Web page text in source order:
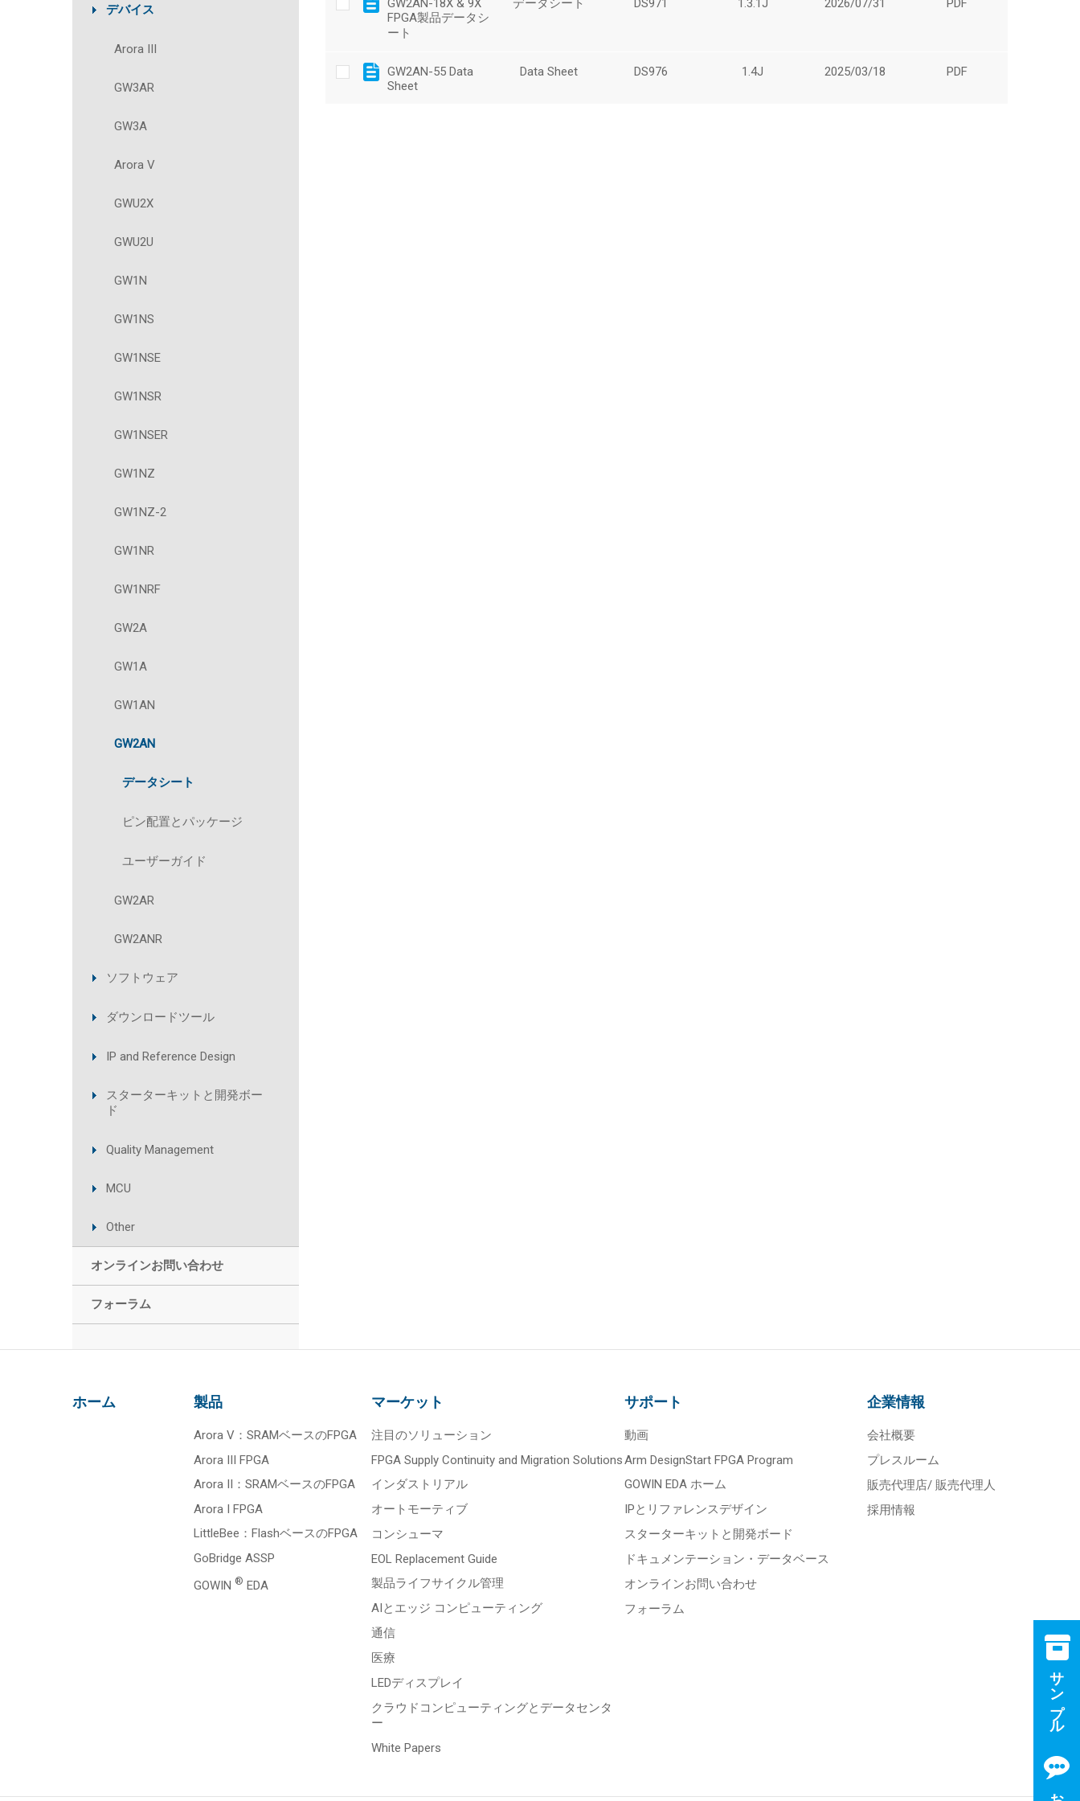
デバイス
Arora III
GW3AR
GW3A
Arora V
GWU2X
GWU2U
GW1N
GW1NS
GW1NSE
GW1NSR
GW1NSER
GW1NZ
GW1NZ-2
GW1NR
GW1NRF
GW2A
GW1A
GW1AN
GW2AN
データシート
ピン配置とパッケージ
ユーザーガイド
GW2AR
GW2ANR
ソフトウェア
ダウンロードツール
IP and Reference Design
スターターキットと開発ボー
ド
Quality Management
MCU
Other
オンラインお問い合わせ
フォーラム
ホーム 製品
Arora V：SRAMベースのFPGA
Arora III FPGA
Arora II：SRAMベースのFPGA
Arora I FPGA
LittleBee：FlashベースのFPGA
GoBridge ASSP
GOWIN ® EDA
マーケット
注目のソリューション
FPGA Supply Continuity and Migration Solutions
インダストリアル
オートモーティブ
コンシューマ
EOL Replacement Guide
製品ライフサイクル管理
AIとエッジ コンピューティング
通信
医療
LEDディスプレイ
クラウドコンピューティングとデータセンタ
ー
White Papers
サポート
動画
Arm DesignStart FPGA Program
GOWIN EDA ホーム
IPとリファレンスデザイン
スターターキットと開発ボード
ドキュメンテーション・データベース
オンラインお問い合わせ
フォーラム
企業情報
会社概要
プレスルーム
販売代理店/ 販売代理人
採用情報
サンプル